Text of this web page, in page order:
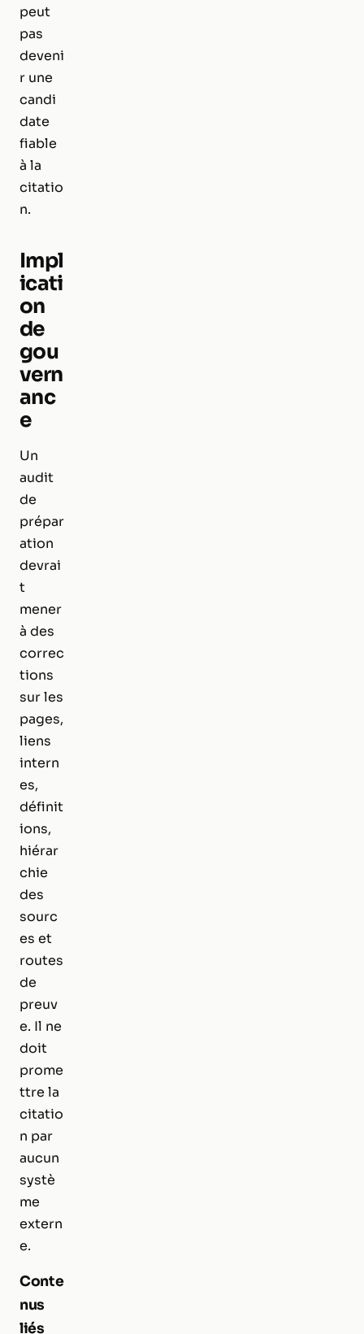
peut
pas
deveni
r une
candi
date
fiable
à la
citatio
n.
Impl
icati
on
de
gou
vern
anc
e
Un
audit
de
prépar
ation
devrai
t
mener
à des
correc
tions
sur les
pages,
liens
intern
es,
définit
ions,
hiérar
chie
des
sourc
es et
routes
de
preuv
e. Il ne
doit
prome
ttre la
citatio
n par
aucun
systè
me
extern
e.
Conte
nus
liés